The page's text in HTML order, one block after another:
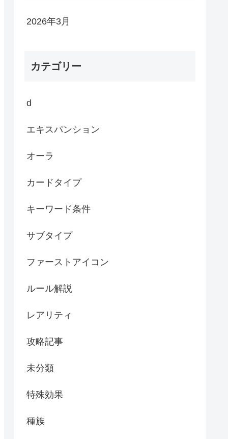
2026年3月
カテゴリー
d
エキスパンション
オーラ
カードタイプ
キーワード条件
サブタイプ
ファーストアイコン
ルール解説
レアリティ
攻略記事
未分類
特殊効果
種族